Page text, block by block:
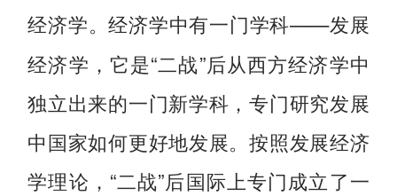
经济学。经济学中有一门学科——发展
经济学，它是“二战”后从西方经济学中
独立出来的一门新学科，专门研究发展
中国家如何更好地发展。按照发展经济
学理论，“二战”后国际上专门成立了一